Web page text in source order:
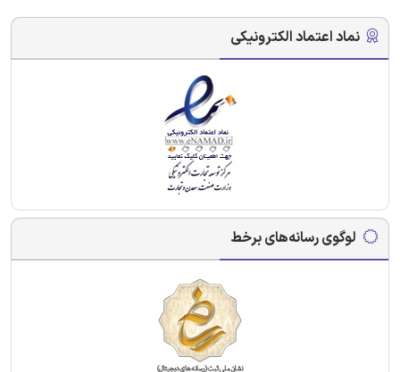
نماد اعتماد الکترونیکی
لوگوی رسانه‌های برخط